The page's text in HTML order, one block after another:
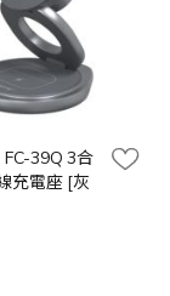
39Q 3合
充電座 [灰